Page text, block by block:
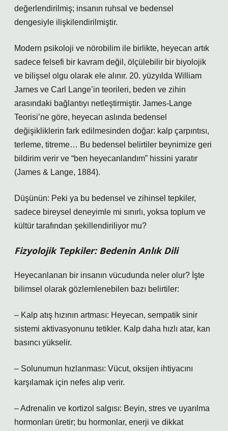
değerlendirilmiş; insanın ruhsal ve bedensel
dengesiyle ilişkilendirilmiştir.
Modern psikoloji ve nörobilim ile birlikte, heyecan artık
sadece felsefi bir kavram değil, ölçülebilir bir biyolojik
ve bilişsel olgu olarak ele alınır. 20. yüzyılda William
James ve Carl Lange’in teorileri, beden ve zihin
arasındaki bağlantıyı netleştirmiştir. James-Lange
Teorisi’ne göre, heyecan aslında bedensel
değişikliklerin fark edilmesinden doğar: kalp çarpıntısı,
terleme, titreme… Bu bedensel belirtiler beynimize geri
bildirim verir ve “ben heyecanlandım” hissini yaratır
(James & Lange, 1884).
Düşünün: Peki ya bu bedensel ve zihinsel tepkiler,
sadece bireysel deneyimle mi sınırlı, yoksa toplum ve
kültür tarafından şekillendiriliyor mu?
Fizyolojik Tepkiler: Bedenin Anlık Dili
Heyecanlanan bir insanın vücudunda neler olur? İşte
bilimsel olarak gözlemlenebilen bazı belirtiler:
– Kalp atış hızının artması: Heyecan, sempatik sinir
sistemi aktivasyonunu tetikler. Kalp daha hızlı atar, kan
basıncı yükselir.
– Solunumun hızlanması: Vücut, oksijen ihtiyacını
karşılamak için nefes alıp verir.
– Adrenalin ve kortizol salgısı: Beyin, stres ve uyarılma
hormonları üretir; bu hormonlar, enerji ve dikkat